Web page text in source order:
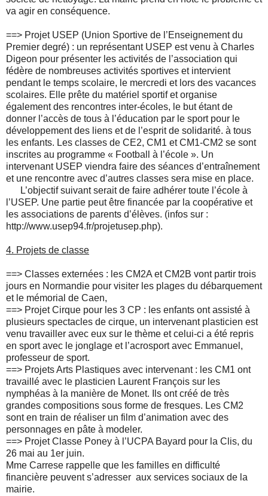
va agir en conséquence.
==> Projet USEP (Union Sportive de l’Enseignement du
Premier degré) : un représentant USEP est venu à Charles
Digeon pour présenter les activités de l’association qui
fédère de nombreuses activités sportives et intervient
pendant le temps scolaire, le mercredi et lors des vacances
scolaires. Elle prête du matériel sportif et organise
également des rencontres inter-écoles, le but étant de
donner l’accès de tous à l’éducation par le sport pour le
développement des liens et de l’esprit de solidarité. à tous
les enfants. Les classes de CE2, CM1 et CM1-CM2 se sont
inscrites au programme « Football à l’école ». Un
intervenant USEP viendra faire des séances d’entraînement
et une rencontre avec d’autres classes sera mise en place.
L’objectif suivant serait de faire adhérer toute l’école à
l’USEP. Une partie peut être financée par la coopérative et
les associations de parents d’élèves. (infos sur :
http://www.usep94.fr/projetusep.php).
4. Projets de classe
==> Classes externées : les CM2A et CM2B vont partir trois
jours en Normandie pour visiter les plages du débarquement
et le mémorial de Caen,
==> Projet Cirque pour les 3 CP : les enfants ont assisté à
plusieurs spectacles de cirque, un intervenant plasticien est
venu travailler avec eux sur le thème et celui-ci a été repris
en sport avec le jonglage et l’acrosport avec Emmanuel,
professeur de sport.
==> Projets Arts Plastiques avec intervenant : les CM1 ont
travaillé avec le plasticien Laurent François sur les
nymphéas à la manière de Monet. Ils ont créé de très
grandes compositions sous forme de fresques. Les CM2
sont en train de réaliser un film d’animation avec des
personnages en pâte à modeler.
==> Projet Classe Poney à l’UCPA Bayard pour la Clis, du
26 mai au 1er juin.
Mme Carrese rappelle que les familles en difficulté
financière peuvent s’adresser aux services sociaux de la
mairie.